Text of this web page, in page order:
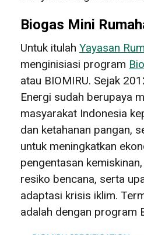
Biogas Mini
Untuk itulah Yayasan
menginisiasi program
atau BIOMIRU. Sejak
Energi sudah berupaya
masyarakat Indonesia
dan ketahanan pangan,
untuk meningkatkan
pengentasan
resiko bencana, serta
adaptasi krisis iklim.
adalah dengan program